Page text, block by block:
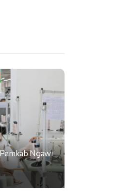
Ngawi